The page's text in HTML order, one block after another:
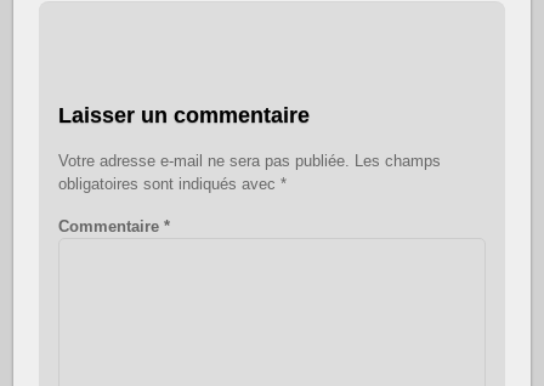
Laisser un commentaire
Votre adresse e-mail ne sera pas publiée. Les champs
obligatoires sont indiqués avec *
Commentaire *